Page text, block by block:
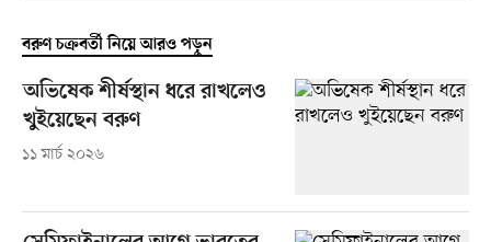
বরুণ চক্রবর্তী নিয়ে আরও পড়ুন
অভিষেক শীর্ষস্থান ধরে রাখলেও
খুইয়েছেন বরুণ
১১ মার্চ ২০২৬